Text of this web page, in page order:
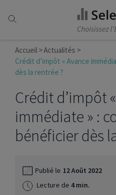
Accueil
Actualités
Crédit d’impôt « Avance
dès la rentrée ?
Crédit d’impôt
immédiate » :
bénéficier dès
Publié le 12 Août 2022
Lecture de 4 min.